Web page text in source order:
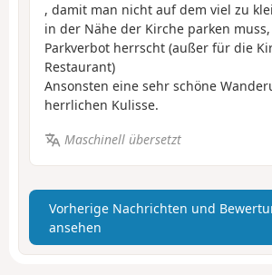
, damit man nicht auf dem viel zu
in der Nähe der Kirche parken
Parkverbot herrscht (außer für die
Restaurant)
Ansonsten eine sehr schöne
herrlichen Kulisse.
Maschinell übersetzt
Vorherige Nachrichten und
ansehen